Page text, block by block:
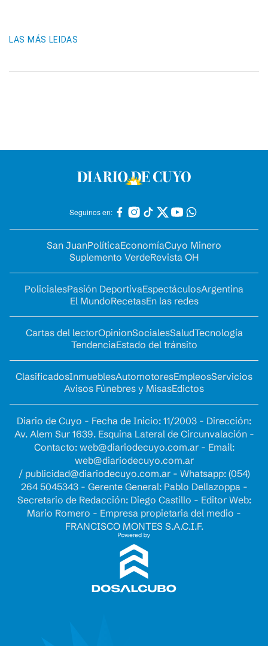
LAS MÁS LEIDAS
Seguinos en:
San JuanPolíticaEconomíaCuyo Minero
Suplemento VerdeRevista OH
PolicialesPasión DeportivaEspectáculosArgentina
El MundoRecetasEn las redes
Cartas del lectorOpinionSocialesSaludTecnología
TendenciaEstado del tránsito
ClasificadosInmueblesAutomotoresEmpleosServicios
Avisos Fúnebres y MisasEdictos
Diario de Cuyo - Fecha de Inicio: 11/2003 - Dirección:
Av. Alem Sur 1639. Esquina Lateral de Circunvalación -
Contacto: web@diariodecuyo.com.ar- Email:
web@diariodecuyo.com.ar
/ publicidad@diariodecuyo.com.ar- Whatsapp: (054)
264 5045343 - Gerente General: Pablo Dellazoppa -
Secretario de Redacción: Diego Castillo - Editor Web:
Mario Romero - Empresa propietaria del medio -
FRANCISCO MONTES S.A.C.I.F.